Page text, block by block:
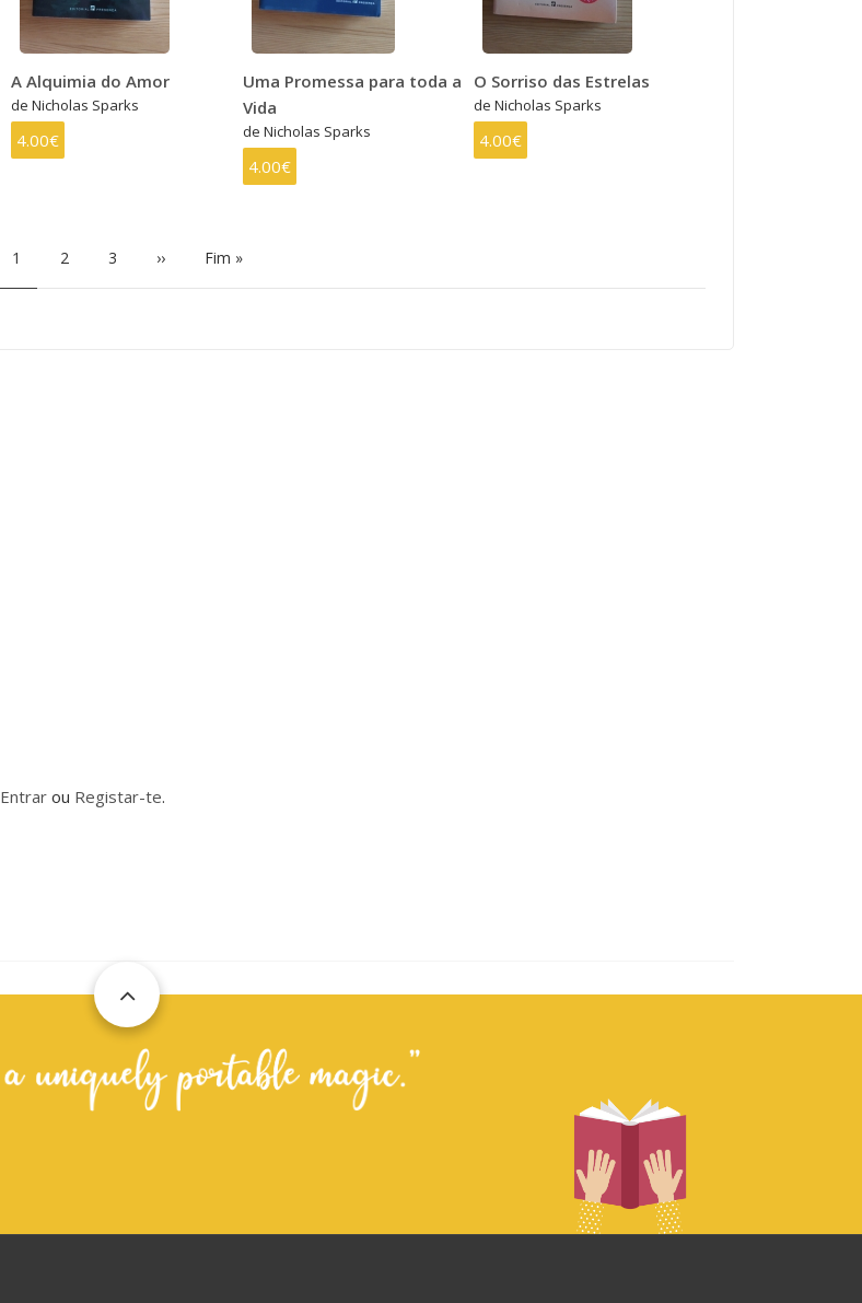
A Alquimia do Amor
de Nicholas Sparks
4.00€
Uma Promessa para toda a
Vida
de Nicholas Sparks
4.00€
O Sorriso das Estrelas
de Nicholas Sparks
4.00€
Página
1 Page
2 Page
3 Próxima
›› Última
Fim »
Entrar ou Registar-te.